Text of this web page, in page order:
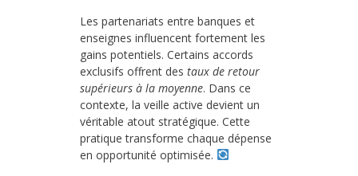
Les partenariats entre banques et
enseignes influencent fortement les
gains potentiels. Certains accords
exclusifs offrent des taux de retour
supérieurs à la moyenne. Dans ce
contexte, la veille active devient un
véritable atout stratégique. Cette
pratique transforme chaque dépense
en opportunité optimisée.